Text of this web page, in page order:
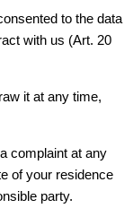
to the data
with us (Art. 20
it at any time,
complaint at any
of your residence
party.